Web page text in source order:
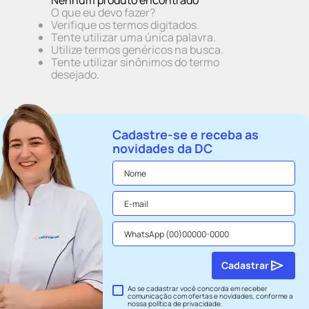
O que eu devo fazer?
Verifique os termos digitados.
Tente utilizar uma única palavra.
Utilize termos genéricos na busca.
Tente utilizar sinônimos do termo
desejado.
Cadastre-se e receba as
novidades da DC
Ao se cadastrar você concorda em receber
comunicação com ofertas e novidades, conforme a
nossapolítica de privacidade.
Cadastrar